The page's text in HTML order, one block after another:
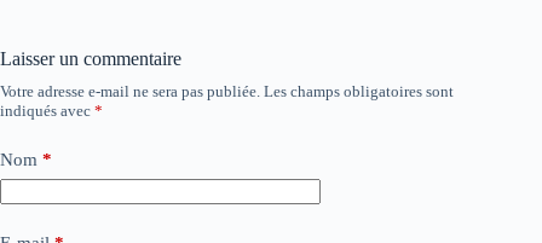
n
Laisser un commentaire
Votre adresse e-mail ne sera pas publiée. Les champs obligatoires sont
indiqués avec *
Nom *
A
l
e
r
n